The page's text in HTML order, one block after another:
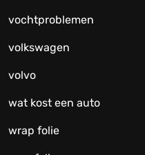
vochtproblemen
volkswagen
volvo
wat kost een auto
wrap folie